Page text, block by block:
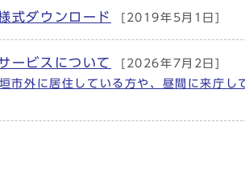
ー
式ダウンロード [2019年5月1日]
ービスについて
[2026年7月2日]
市外に居住している方や、昼間に来庁